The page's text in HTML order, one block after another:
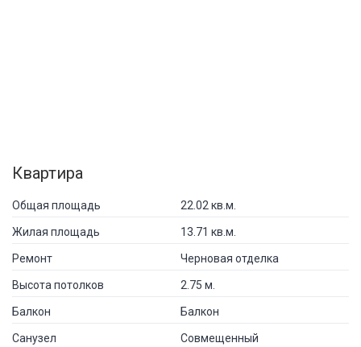
Квартира
Общая площадь 22.02 кв.м.
Жилая площадь 13.71 кв.м.
Ремонт Черновая отделка
Высота потолков 2.75 м.
Балкон Балкон
Санузел Совмещенный